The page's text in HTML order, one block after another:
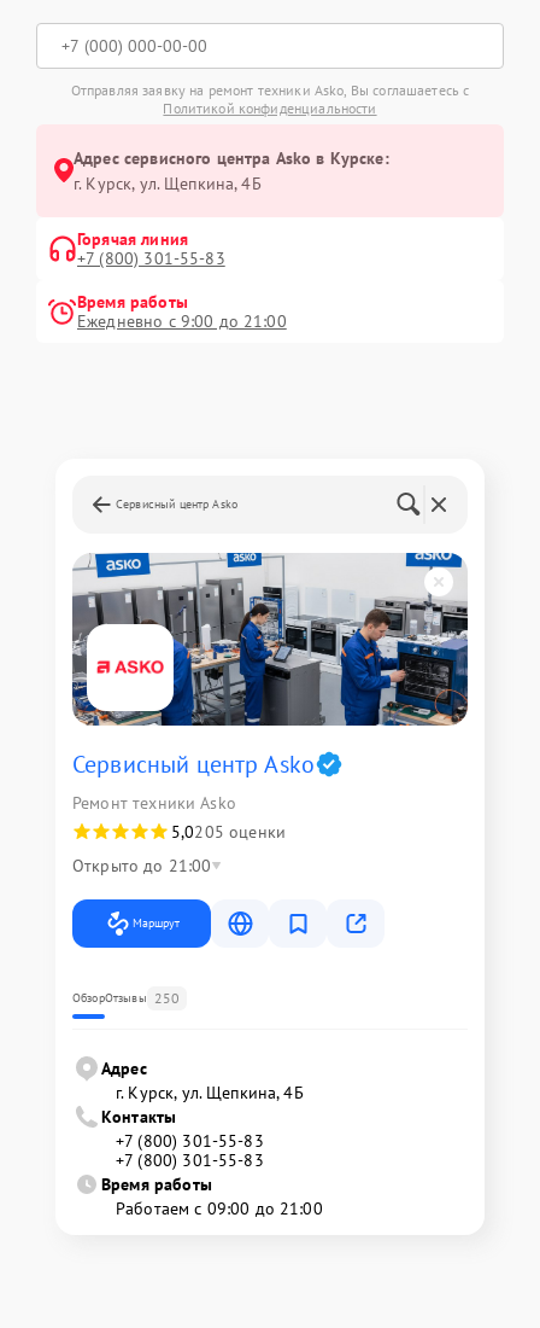
Отправляя заявку на ремонт техники Asko, Вы соглашаетесь с
Политикой конфиденциальности
Адрес сервисного центра Asko в Курске:
г. Курск, ул. Щепкина, 4Б
Горячая линия
+7 (800) 301-55-83
Время работы
Ежедневно с 9:00 до 21:00
Сервисный центр Asko
Сервисный центр Asko
Ремонт техники Asko
5,0205 оценки
Открыто до 21:00
Маршрут
ОбзорОтзывы 250
Адрес
г. Курск, ул. Щепкина, 4Б
Контакты
+7 (800) 301-55-83
+7 (800) 301-55-83
Время работы
Работаем с 09:00 до 21:00